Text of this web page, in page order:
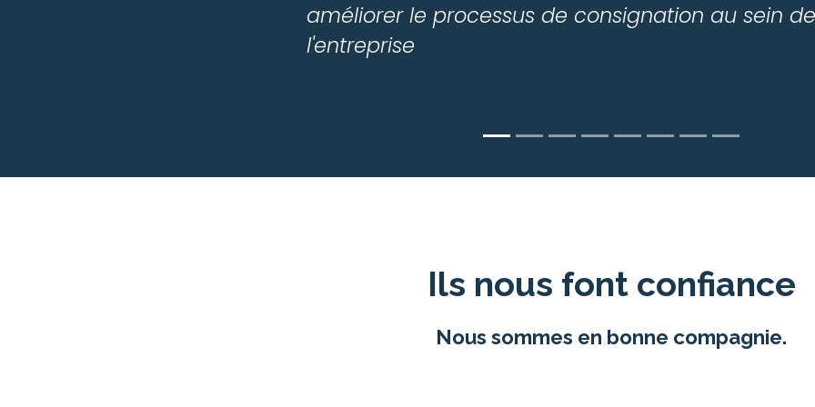
améliorer le processus de consignation au sein de
l'entreprise
Ils nous font confiance
Nous sommes en bonne compagnie.